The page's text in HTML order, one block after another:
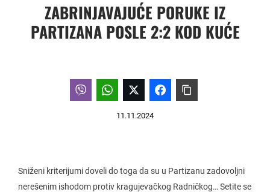
ZABRINJAVAJUĆE PORUKE IZ
PARTIZANA POSLE 2:2 KOD KUĆE
11.11.2024
Sniženi kriterijumi doveli do toga da su u Partizanu zadovoljni
nerešenim ishodom protiv kragujevačkog Radničkog… Setite se